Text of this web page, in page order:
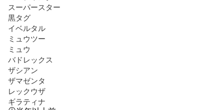
スーパースター
黒タグ
イベルタル
ミュウツー
ミュウ
バドレックス
ザシアン
ザマゼンタ
レックウザ
ギラティナ